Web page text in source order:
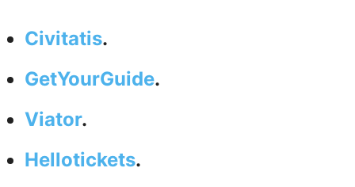
Civitatis.
GetYourGuide.
Viator.
Hellotickets.